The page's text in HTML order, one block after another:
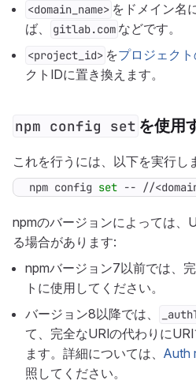
<domain_name> をドメイン名
ば、
gitlab.com などです。
<project_id> をプロジェク
クトIDに置き換えます。
npm config set を使用
これを行うには、以下を実行し
npm config set -- //
npmのバージョンによっては、
る場合があります:
npmバージョン7以前では、
トに使用してください。
バージョン8以降では、
て、完全なURIの代わりに
ます。詳細については、 Auth
照してください。